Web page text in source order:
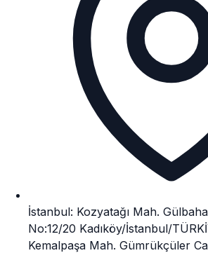
İstanbul: Kozyatağı Mah.
No:12/20 Kadıköy/İstanbul/
Kemalpaşa Mah. Gümrükçüler